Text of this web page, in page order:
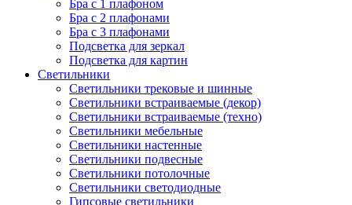
Бра с 1 плафоном
Бра с 2 плафонами
Бра с 3 плафонами
Подсветка для зеркал
Подсветка для картин
Светильники
Светильники трековые и шинные
Светильники встраиваемые (декор)
Светильники встраиваемые (техно)
Светильники мебельные
Светильники настенные
Светильники подвесные
Светильники потолочные
Светильники светодиодные
Гипсовые светильники